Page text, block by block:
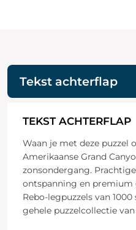
Tekst achterflap
TEKST ACHTERFLAP
Waan je met deze puzzel
Amerikaanse Grand
zonsondergang.
ontspanning en premium
Rebo-legpuzzels van
gehele puzzelcollectie